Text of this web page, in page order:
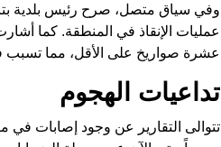
وفي سياق متصل، صرح رئيس بلدية
عمليات الإنقاذ في المنطقة. كما
عشرة صواريخ على الأقل، مما
تداعيات الهجوم
تتوالى التقارير عن وجود إصابات في